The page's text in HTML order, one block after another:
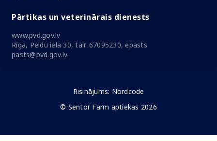
Pārtikas un veterinārais dienests
www.pvd.gov.lv
Rīga, Peldu iela 30, tālr. 67095230, epasts
pasts@pvd.gov.lv
Risinājums: Nordcode
© Sentor Farm aptiekas 2026